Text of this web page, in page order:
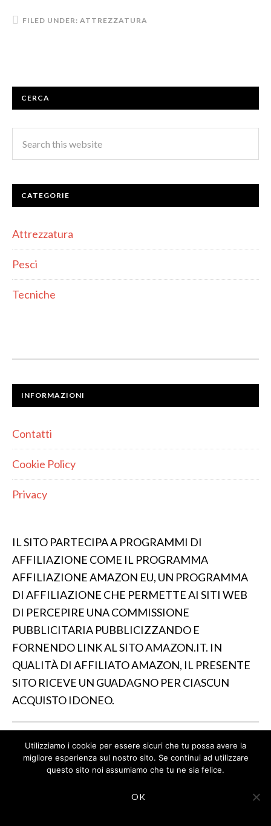
FILED UNDER: ATTREZZATURA
CERCA
CATEGORIE
Attrezzatura
Pesci
Tecniche
INFORMAZIONI
Contatti
Cookie Policy
Privacy
IL SITO PARTECIPA A PROGRAMMI DI
AFFILIAZIONE COME IL PROGRAMMA
AFFILIAZIONE AMAZON EU, UN PROGRAMMA
DI AFFILIAZIONE CHE PERMETTE AI SITI WEB
DI PERCEPIRE UNA COMMISSIONE
PUBBLICITARIA PUBBLICIZZANDO E
FORNENDO LINK AL SITO AMAZON.IT. IN
QUALITÀ DI AFFILIATO AMAZON, IL PRESENTE
SITO RICEVE UN GUADAGNO PER CIASCUN
ACQUISTO IDONEO.
IL SITO PARTECIPA A PROGRAMMI DI AFFILIAZIONE
COME IL PROGRAMMA AFFILIAZIONE AMAZON EU, UN
PROGRAMMA DI AFFILIAZIONE CHE PERMETTE AI SITI
PUBBLICITARIA PUBBLICIZZANDO E FORNENDO LINK
Utilizziamo i cookie per essere sicuri che tu possa avere la
migliore esperienza sul nostro sito. Se continui ad utilizzare
questo sito noi assumiamo che tu ne sia felice.
OK